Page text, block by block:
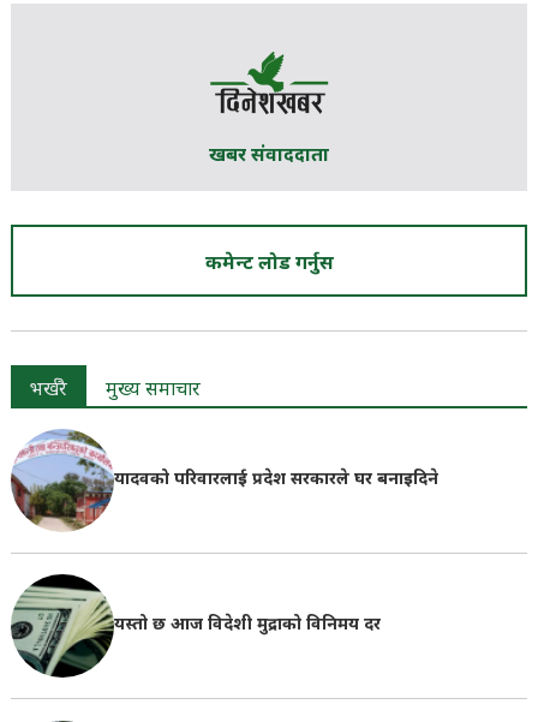
खबर संवाददाता
कमेन्ट लोड गर्नुस
भर्खरै मुख्य समाचार
यादवको परिवारलाई प्रदेश सरकारले घर बनाइदिने
यस्तो छ आज विदेशी मुद्राको विनिमय दर